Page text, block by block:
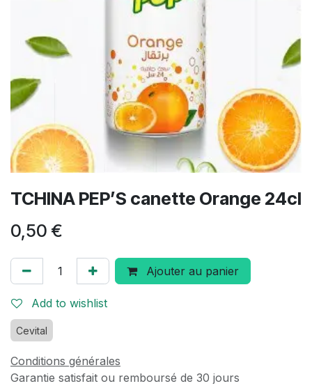
TCHINA PEP’S canette Orange 24cl
0,50 €
Ajouter au panier
Add to wishlist
Cevital
Conditions générales
Garantie satisfait ou remboursé de 30 jours